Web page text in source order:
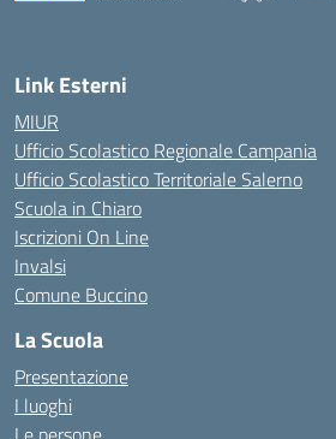
Link Esterni
MIUR
Ufficio Scolastico Regionale Campania
Ufficio Scolastico Territoriale Salerno
Scuola in Chiaro
Iscrizioni On Line
Invalsi
Comune Buccino
La Scuola
Presentazione
I luoghi